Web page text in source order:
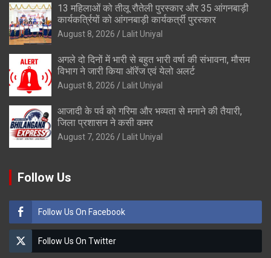
13 महिलाओं को तीलू रौतेली पुरस्कार और 35 आंगनबाड़ी
कार्यकर्त्रियों को आंगनबाड़ी कार्यकर्त्री पुरस्कार
August 8, 2026 Lalit Uniyal
अगले दो दिनों में भारी से बहुत भारी वर्षा की संभावना, मौसम
विभाग ने जारी किया ऑरेंज एवं येलो अलर्ट
August 8, 2026 Lalit Uniyal
आजादी के पर्व को गरिमा और भव्यता से मनाने की तैयारी,
जिला प्रशासन ने कसी कमर
August 7, 2026 Lalit Uniyal
Follow Us
Follow Us On Facebook
Follow Us On Twitter